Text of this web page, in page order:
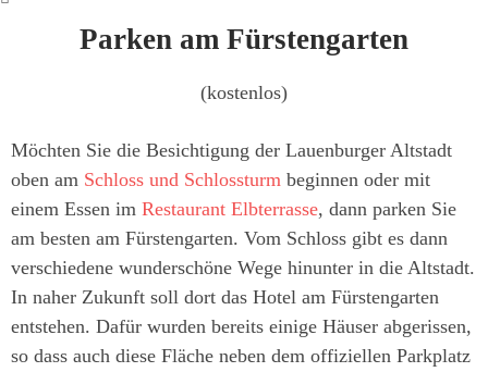
Parken am Fürstengarten
(kostenlos)
Möchten Sie die Besichtigung der Lauenburger Altstadt
oben am Schloss und Schlossturm beginnen oder mit
einem Essen im Restaurant Elbterrasse, dann parken Sie
am besten am Fürstengarten. Vom Schloss gibt es dann
verschiedene wunderschöne Wege hinunter in die Altstadt.
In naher Zukunft soll dort das Hotel am Fürstengarten
entstehen. Dafür wurden bereits einige Häuser abgerissen,
so dass auch diese Fläche neben dem offiziellen Parkplatz